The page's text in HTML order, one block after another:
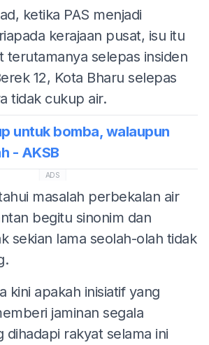
ketika PAS menjadi
kerajaan pusat, isu itu
terutamanya selepas insiden
12, Kota Bharu selepas
tidak cukup air.
untuk bomba, walaupun
- AKSB
ADS
masalah perbekalan air
begitu sinonim dan
sekian lama seolah-olah tidak
kini apakah inisiatif yang
jaminan segala
dihadapi rakyat selama ini